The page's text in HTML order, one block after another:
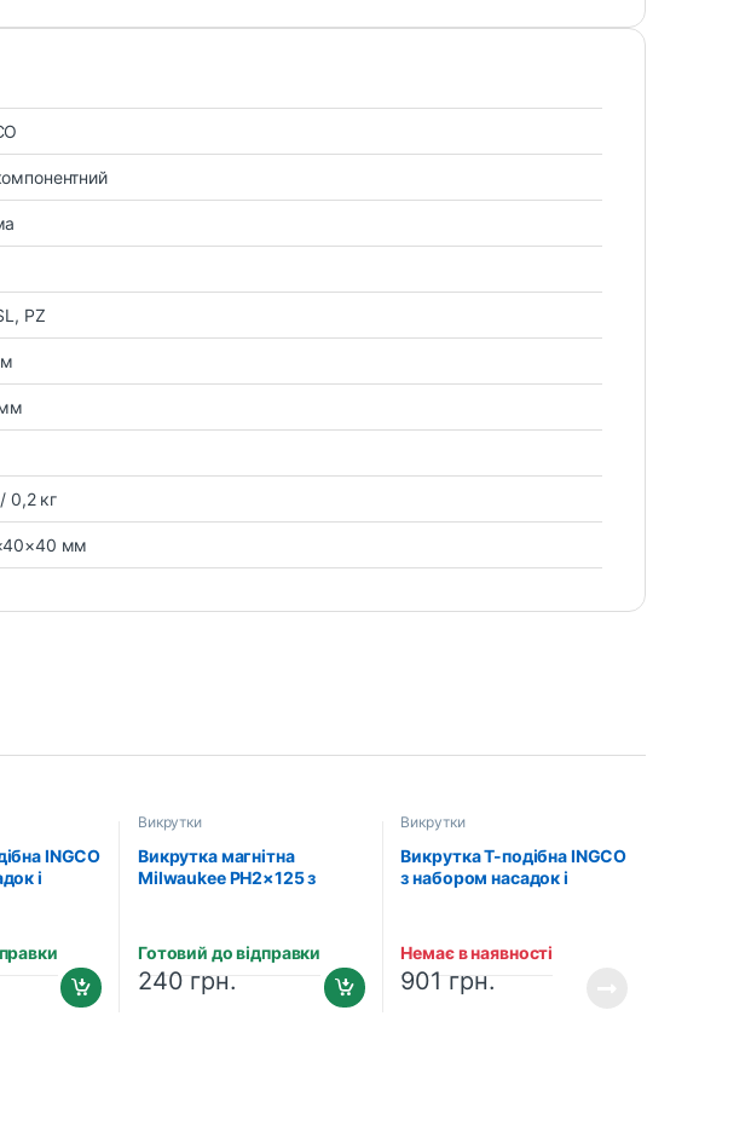
PZ
0,2 кг
мм
INGCO
і
Викрутки
Викрутка магнітна
Milwaukee PH2×125 з
Готовий до відправки
240 грн.
Викрутки
Викрутка Т-подібна INGCO
з набором насадок і
Немає в наявності
901 грн.